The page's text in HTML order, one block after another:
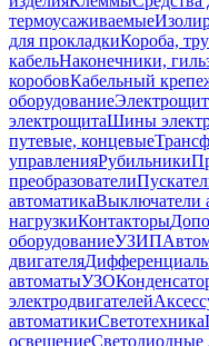
термоусаживаемые
для прокладкиКороба,
кабельНаконечники,
коробовКабельный
оборудование
электрощитаШины
путевые, концевые
управленияРубильники
преобразователи
автоматикаВыключатели
нагрузкиКонтакторы
оборудованиеУЗИП
двигателя
автоматыУЗО
электродвигателей
автоматикиСветотехника
освещениеСветодиодные